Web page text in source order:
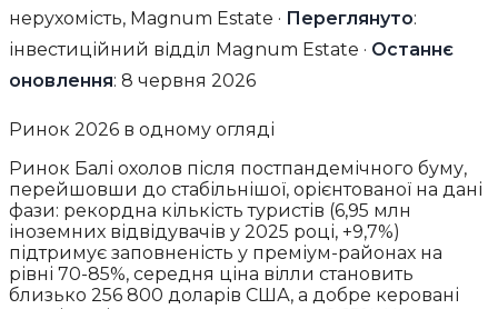
нерухомість, Magnum Estate · Переглянуто:
інвестиційний відділ Magnum Estate · Останнє
оновлення: 8 червня 2026
Ринок 2026 в одному огляді
Ринок Балі охолов після постпандемічного буму,
перейшовши до стабільнішої, орієнтованої на дані
фази: рекордна кількість туристів (6,95 млн
іноземних відвідувачів у 2025 році, +9,7%)
підтримує заповненість у преміум-районах на
рівні 70-85%, середня ціна вілли становить
близько 256 800 доларів США, а добре керовані